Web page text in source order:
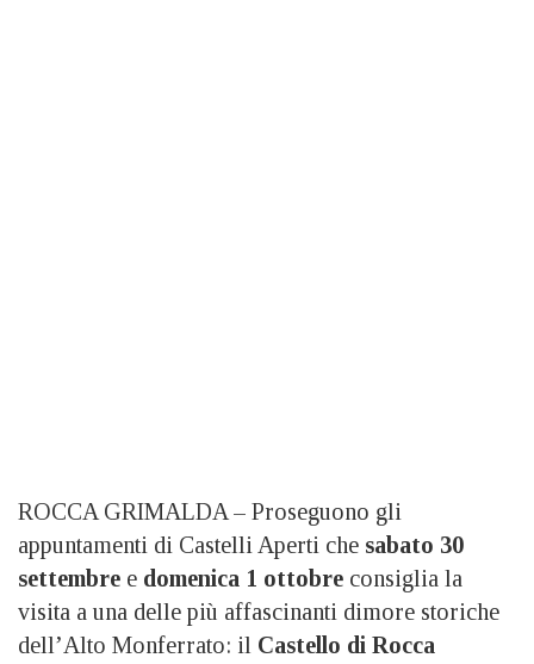
ROCCA GRIMALDA – Proseguono gli
appuntamenti di Castelli Aperti che sabato 30
settembre e domenica 1 ottobre consiglia la
visita a una delle più affascinanti dimore storiche
dell’Alto Monferrato: il Castello di Rocca